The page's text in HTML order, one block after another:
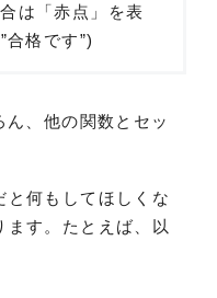
は「赤点」を表
合格です”)
、他の関数とセッ
と何もしてほしくな
す。たとえば、以